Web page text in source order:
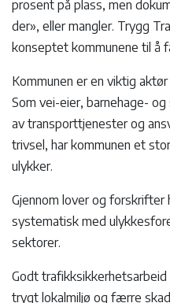
prosent på plass, men
der», eller mangler. Trygg
konseptet kommunene til å
Kommunen er en viktig
Som vei-eier, barnehage-
av transporttjenester og
trivsel, har kommunen et
ulykker.
Gjennom lover og forskrifter
systematisk med
sektorer.
Godt
trygt lokalmiljø og færre